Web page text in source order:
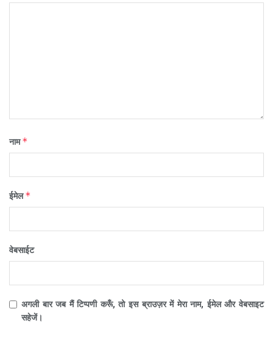
नाम*
ईमेल*
वेबसाईट
अगली बार जब मैं टिप्पणी करूँ, तो इस ब्राउज़र में मेरा नाम, ईमेल और वेबसाइट
सहेजें।